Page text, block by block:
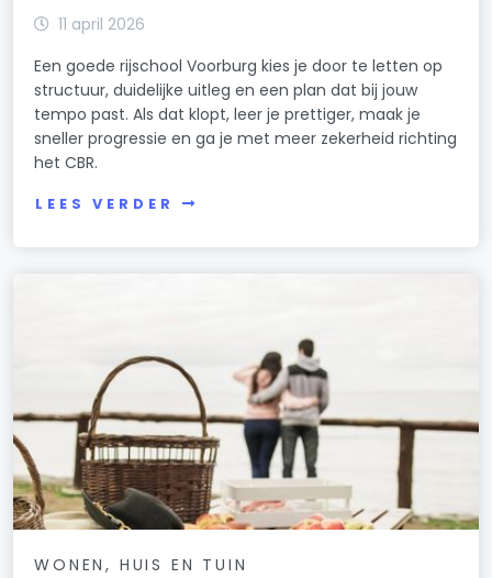
11 april 2026
Een goede rijschool Voorburg kies je door te letten op
structuur, duidelijke uitleg en een plan dat bij jouw
tempo past. Als dat klopt, leer je prettiger, maak je
sneller progressie en ga je met meer zekerheid richting
het CBR.
LEES VERDER
WONEN, HUIS EN TUIN